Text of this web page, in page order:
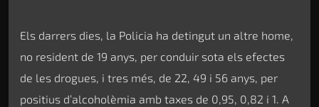
Els darrers dies, la Policia ha detingut un altre home,
no resident de 19 anys, per conduir sota els efectes
de les drogues, i tres més, de 22, 49 i 56 anys, per
positius d’alcoholèmia amb taxes de 0,95, 0,82 i 1. A